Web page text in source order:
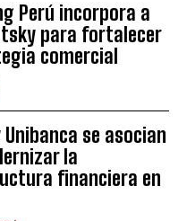
Perú incorpora a
para fortalecer
comercial
Unibanca se asocian
la
financiera en